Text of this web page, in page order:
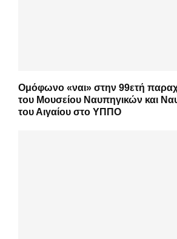
Ομόφωνο «ναι» στην 99ετή
του Μουσείου Ναυπηγικών και
του Αιγαίου στο ΥΠΠΟ